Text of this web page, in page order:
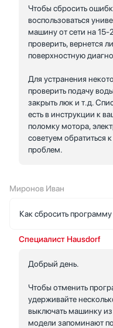
Чтобы сбросить
воспользоваться
машину от сети на 15-
проверить, вернется
поверхностную
Для устранения
проверить подачу
закрыть люк и т.д.
есть в инструкции к
поломку мотора,
советуем обратиться
проблем.
Миронов Иван
Как сбросить
Специалист Hausdorf
Добрый день.
Чтобы отменить
удерживайте
выключать машинку
модели запоминают